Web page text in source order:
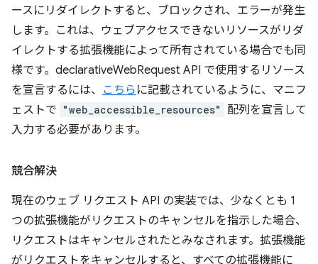
ースにリダイレクトすると、ブロックされ、エラーが発生
します。これは、ウェブアクセスできないリソースがリダ
イレクトする拡張機能によって所有されている場合でも同
様です。declarativeWebRequest API で使用するリソース
を宣言するには、 こちら に記載されているように、マニフ
ェストで "web_accessible_resources"
配列を宣言して
入力する必要があります。
競合解決
現在のウェブ リクエスト API の実装では、少なくとも 1
つの拡張機能がリクエストのキャンセルを指示した場合、
リクエストはキャンセルされたとみなされます。拡張機能
がリクエストをキャンセルすると、すべての拡張機能に